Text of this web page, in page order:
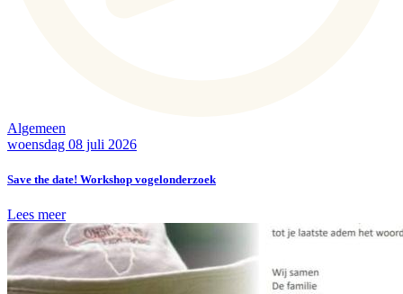
Algemeen
woensdag 08 juli 2026
Save the date! Workshop vogelonderzoek
Lees meer